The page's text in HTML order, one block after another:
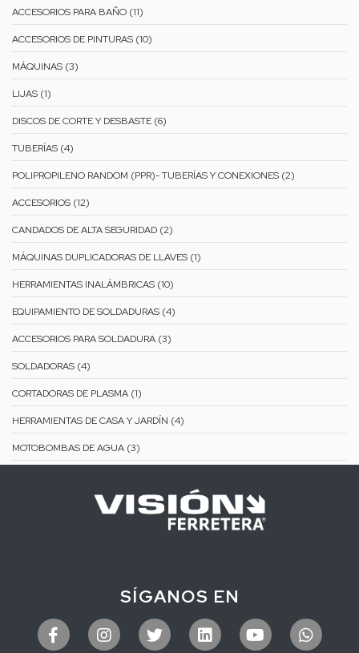
ACCESORIOS PARA BAÑO (11)
ACCESORIOS DE PINTURAS (10)
MÁQUINAS (3)
LIJAS (1)
DISCOS DE CORTE Y DESBASTE (6)
TUBERÍAS (4)
POLIPROPILENO RANDOM (PPR)- TUBERÍAS Y CONEXIONES (2)
ACCESORIOS (12)
CANDADOS DE ALTA SEGURIDAD (2)
MÁQUINAS DUPLICADORAS DE LLAVES (1)
HERRAMIENTAS INALÁMBRICAS (10)
EQUIPAMIENTO DE SOLDADURAS (4)
ACCESORIOS PARA SOLDADURA (3)
SOLDADORAS (4)
CORTADORAS DE PLASMA (1)
HERRAMIENTAS DE CASA Y JARDÍN (4)
MOTOBOMBAS DE AGUA (3)
SÍGANOS EN